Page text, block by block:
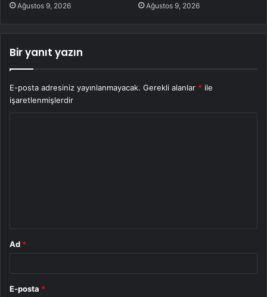
Ağustos 9, 2026 Ağustos 9, 2026
Bir yanıt yazın
E-posta adresiniz yayınlanmayacak. Gerekli alanlar * ile
işaretlenmişlerdir
Ad *
E-posta *